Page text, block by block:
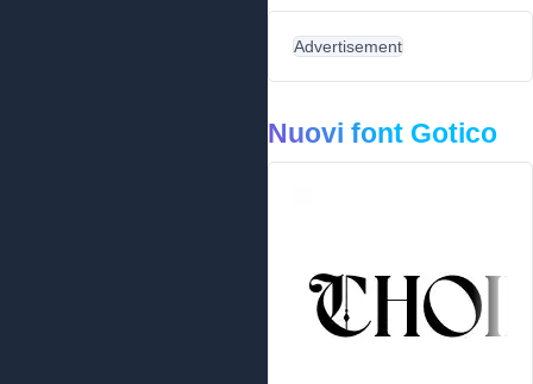
Advertisement
Nuovi font Gotico